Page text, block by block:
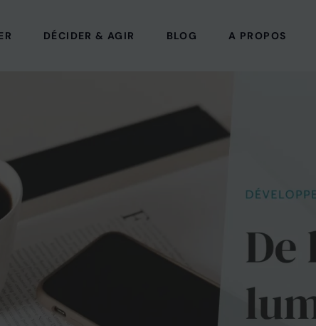
DÉCIDER & AGIR BLOG A PROPOS